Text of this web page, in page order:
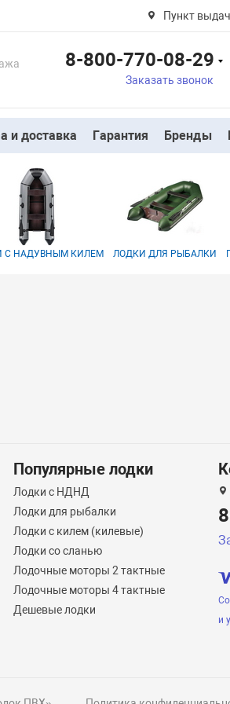
Пункт
8-800-770-08-29
Заказать звонок
и доставка Гарантия Бренды
С НАДУВНЫМ КИЛЕМ ЛОДКИ ДЛЯ РЫБАЛКИ
Популярные лодки
Лодки с НДНД
Лодки для рыбалки
Лодки с килем (килевые)
Лодки со сланью
Лодочные моторы 2 тактные
Лодочные моторы 4 тактные
Дешевые лодки
и